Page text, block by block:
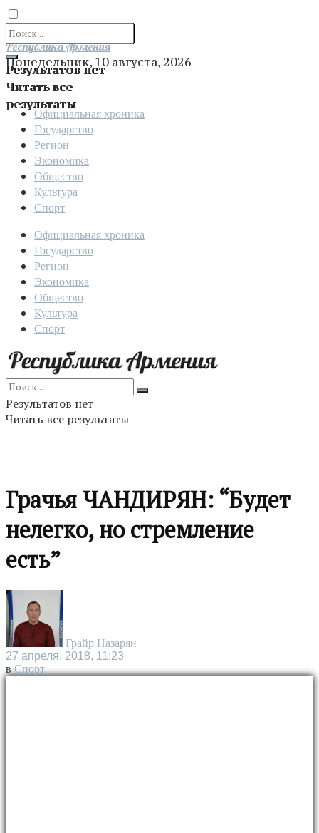
Результатов нет
Читать все
результаты
Отправить
Республика Армения
Понедельник, 10 августа, 2026
Официальная хроника
Государство
Регион
Экономика
Общество
Культура
Спорт
Официальная хроника
Государство
Регион
Экономика
Общество
Культура
Спорт
Результатов нет
Читать все результаты
Грачья ЧАНДИРЯН: “Будет
нелегко, но стремление
есть”
Грайр Назарян
27 апреля, 2018, 11:23
в Спорт